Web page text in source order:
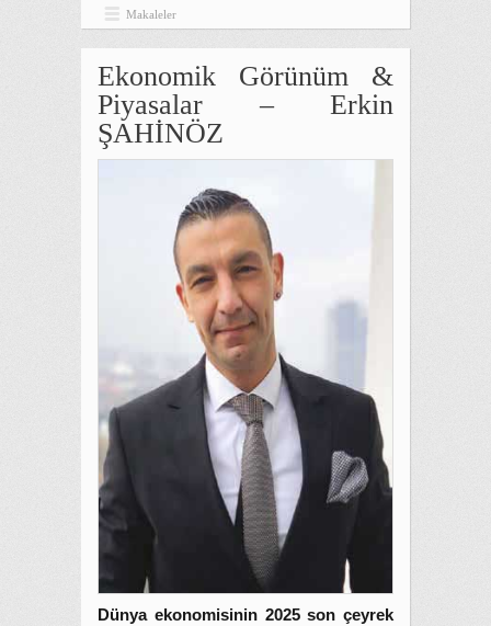
Makaleler
Ekonomik Görünüm &
Piyasalar – Erkin
ŞAHİNÖZ
Dünya ekonomisinin 2025 son çeyrek